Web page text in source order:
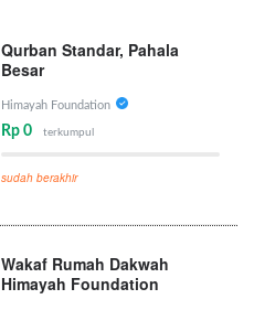
Qurban Standar, Pahala
Besar
Himayah Foundation
Rp 0 terkumpul
sudah berakhir
Wakaf Rumah Dakwah
Himayah Foundation